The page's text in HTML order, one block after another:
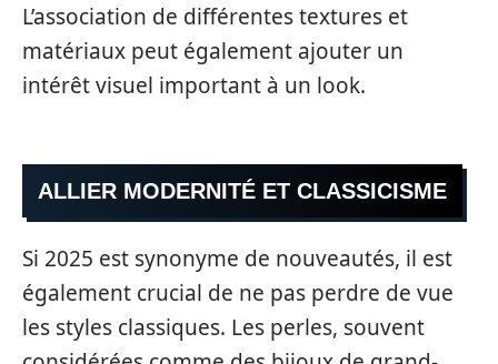
L’association de différentes textures et
matériaux peut également ajouter un
intérêt visuel important à un look.
ALLIER MODERNITÉ ET CLASSICISME
Si 2025 est synonyme de nouveautés, il est
également crucial de ne pas perdre de vue
les styles classiques. Les perles, souvent